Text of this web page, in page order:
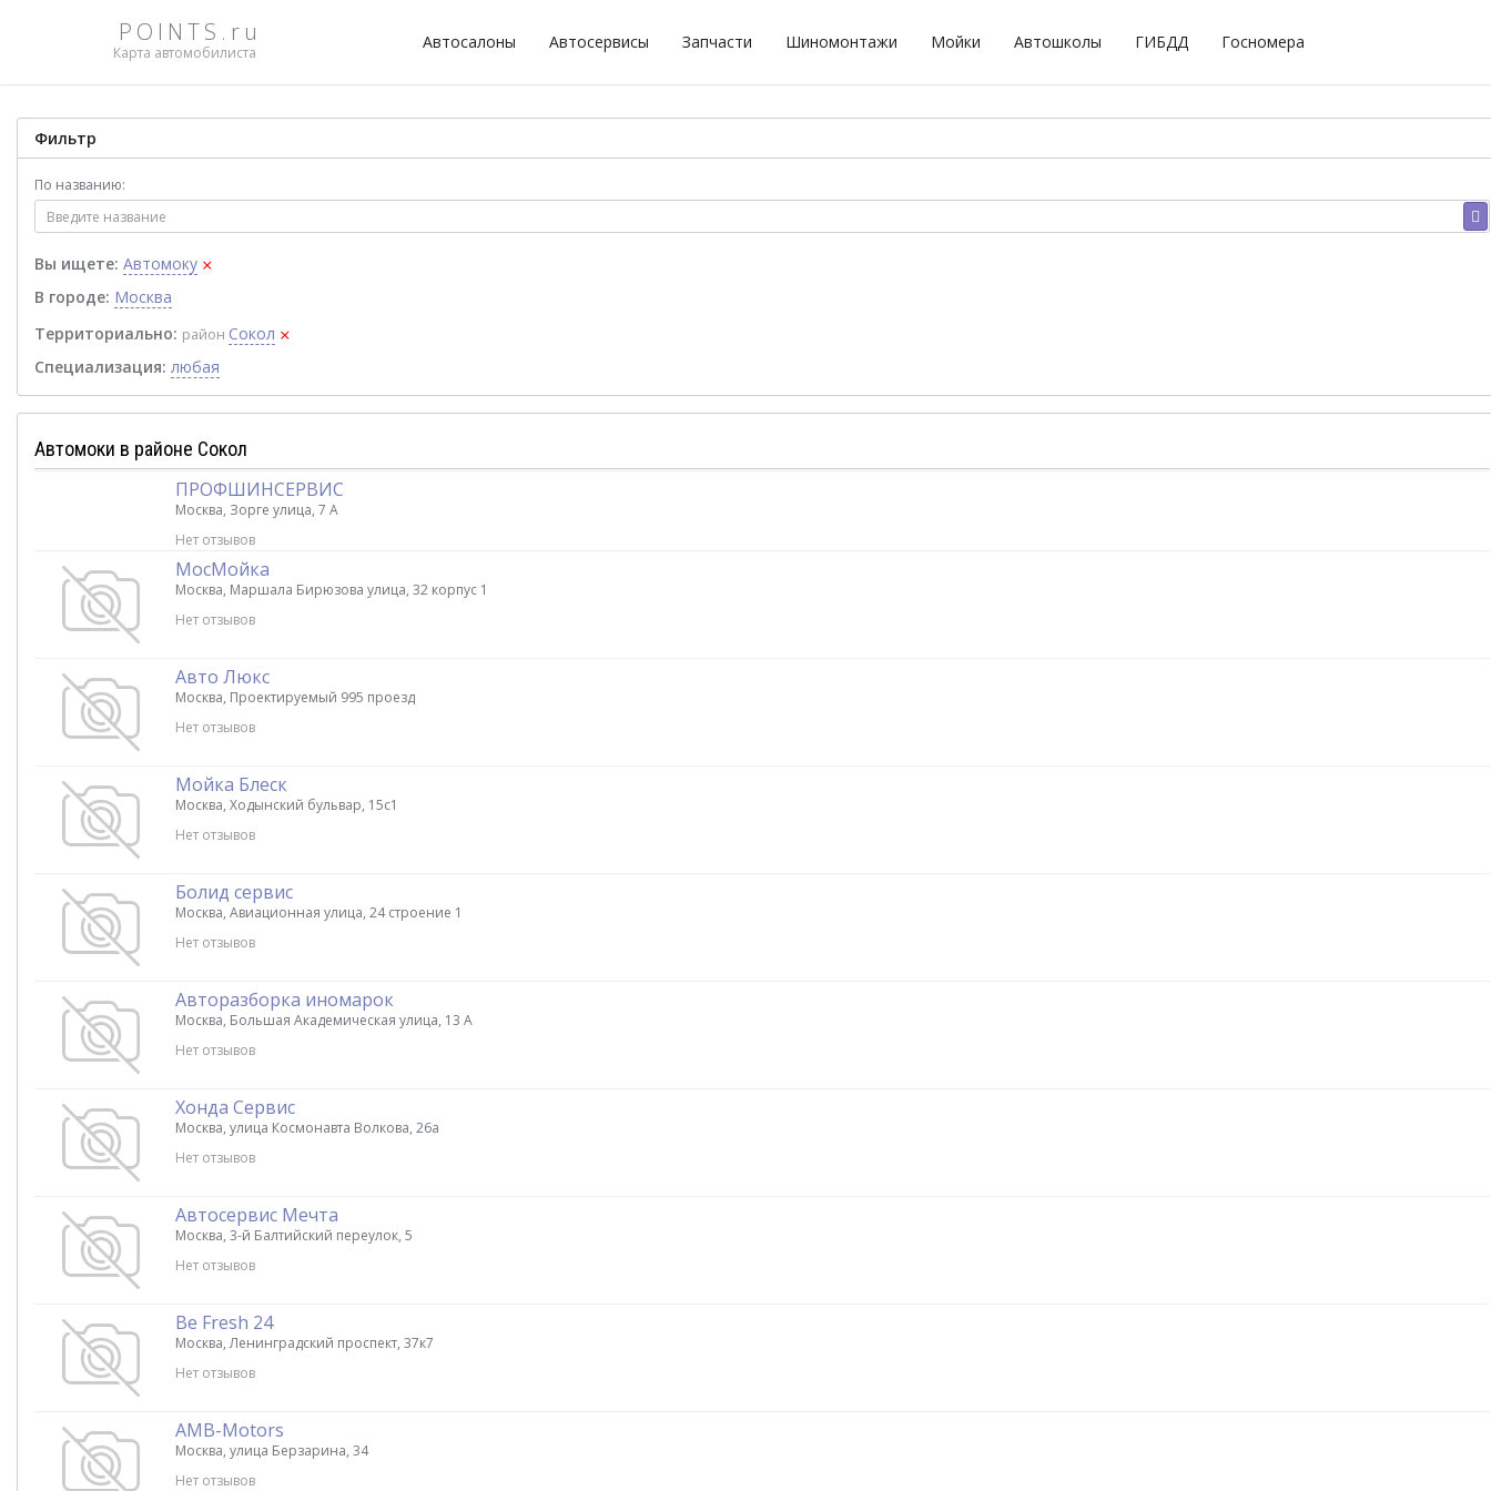
POINTS.ru
Карта автомобилиста
Автосалоны Автосервисы Запчасти Шиномонтажи Мойки Автошколы ГИБДД Госномера
Фильтр
По названию:
Вы ищете: Автомоку ×
В городе: Москва
Территориально: район Сокол ×
Специализация: любая
Автомоки в районе Сокол
ПРОФШИНСЕРВИС
Москва, Зорге улица, 7 А
Нет отзывов
МосМойка
Москва, Маршала Бирюзова улица, 32 корпус 1
Нет отзывов
Авто Люкс
Москва, Проектируемый 995 проезд
Нет отзывов
Мойка Блеск
Москва, Ходынский бульвар, 15с1
Нет отзывов
Болид сервис
Москва, Авиационная улица, 24 строение 1
Нет отзывов
Авторазборка иномарок
Москва, Большая Академическая улица, 13 А
Нет отзывов
Хонда Сервис
Москва, улица Космонавта Волкова, 26а
Нет отзывов
Автосервис Мечта
Москва, 3-й Балтийский переулок, 5
Нет отзывов
Be Fresh 24
Москва, Ленинградский проспект, 37к7
Нет отзывов
AMB-Motors
Москва, улица Берзарина, 34
Нет отзывов